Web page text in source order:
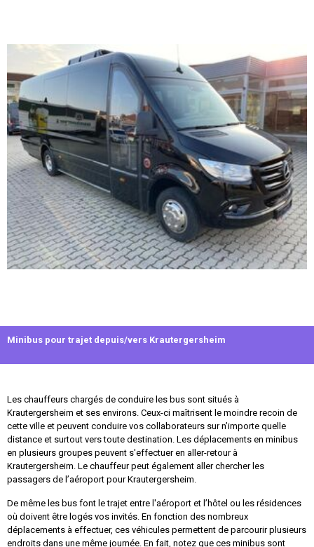
Minibus pour trajet depuis/vers Krautergersheim
Les chauffeurs chargés de conduire les bus sont situés à
Krautergersheim et ses environs. Ceux-ci maîtrisent le moindre recoin de
cette ville et peuvent conduire vos collaborateurs sur n’importe quelle
distance et surtout vers toute destination. Les déplacements en minibus
en plusieurs groupes peuvent s'effectuer en aller-retour à
Krautergersheim. Le chauffeur peut également aller chercher les
passagers de l’aéroport pour Krautergersheim.
De même les bus font le trajet entre l'aéroport et l’hôtel ou les résidences
où doivent être logés vos invités. En fonction des nombreux
déplacements à effectuer, ces véhicules permettent de parcourir plusieurs
endroits dans une même journée. En fait, notez que ces minibus sont